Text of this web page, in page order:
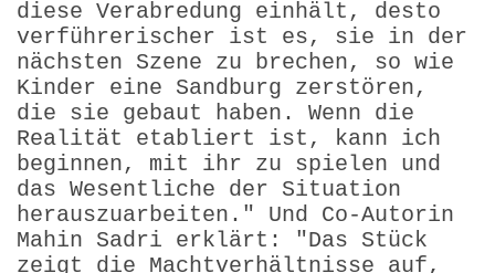
diese Verabredung einhält, desto
verführerischer ist es, sie in der
nächsten Szene zu brechen, so wie
Kinder eine Sandburg zerstören,
die sie gebaut haben. Wenn die
Realität etabliert ist, kann ich
beginnen, mit ihr zu spielen und
das Wesentliche der Situation
herauszuarbeiten." Und Co-Autorin
Mahin Sadri erklärt: "Das Stück
zeigt die Machtverhältnisse auf,